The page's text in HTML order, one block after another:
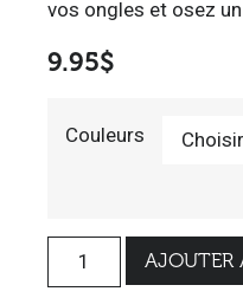
vos ongles et osez
9.95$
Couleurs
AJOUTER